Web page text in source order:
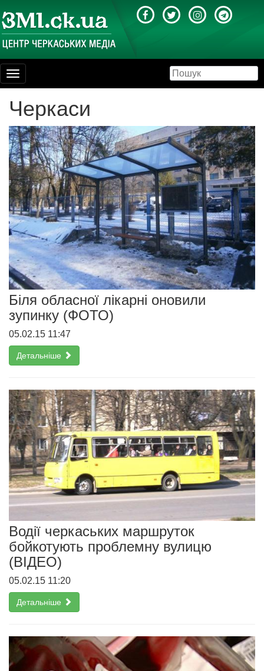
Toggle
navigation
Черкаси
Біля обласної лікарні оновили
зупинку (ФОТО)
05.02.15 11:47
Детальніше
Водії черкаських маршруток
бойкотують проблемну вулицю
(ВІДЕО)
05.02.15 11:20
Детальніше